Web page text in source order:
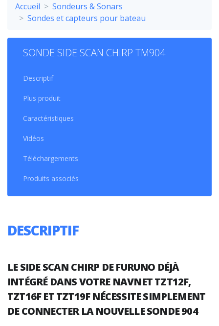
Accueil
Sondeurs & Sonars
Sondes et capteurs pour bateau
SONDE SIDE SCAN CHIRP TM904
Descriptif
Plus produit
Caractéristiques
Vidéos
Téléchargements
Produits associés
DESCRIPTIF
LE SIDE SCAN CHIRP DE FURUNO DÉJÀ
INTÉGRÉ DANS VOTRE NAVNET TZT12F,
TZT16F ET TZT19F NÉCESSITE SIMPLEMENT
DE CONNECTER LA NOUVELLE SONDE 904